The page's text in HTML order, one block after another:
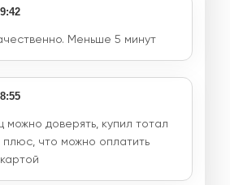
Меньше 5 минут
доверять, купил тотал
что можно оплатить